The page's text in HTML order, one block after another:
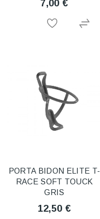
7,00 €
PORTA BIDON ELITE T-
RACE SOFT TOUCK
GRIS
12,50 €